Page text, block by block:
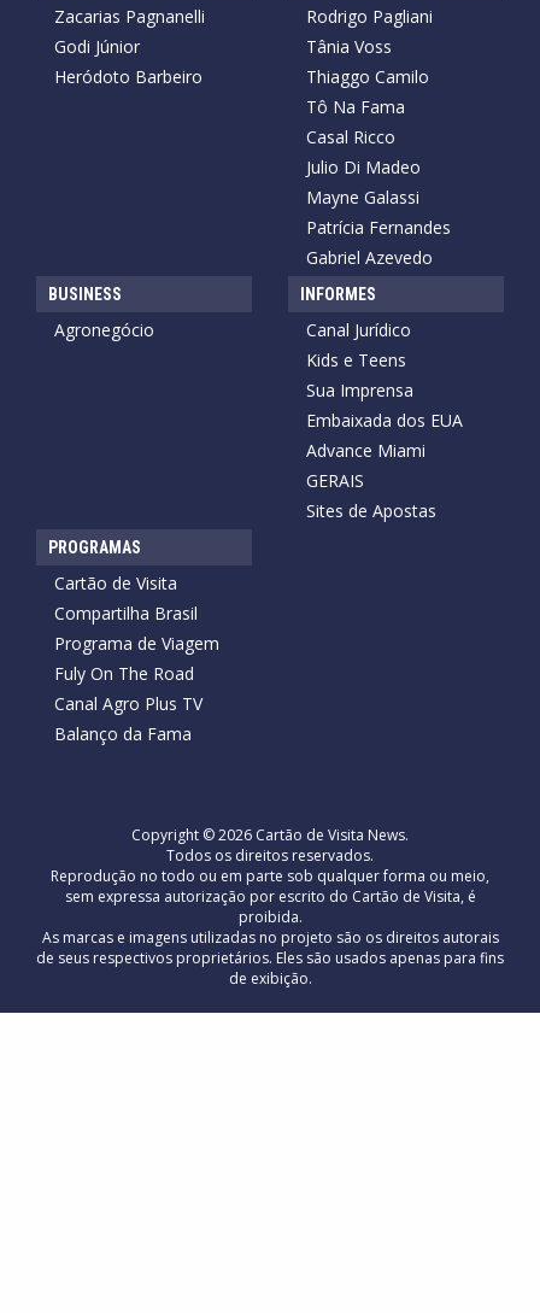
Zacarias Pagnanelli
Godi Júnior
Heródoto Barbeiro
Rodrigo Pagliani
Tânia Voss
Thiaggo Camilo
Tô Na Fama
Casal Ricco
Julio Di Madeo
Mayne Galassi
Patrícia Fernandes
Gabriel Azevedo
BUSINESS
Agronegócio
INFORMES
Canal Jurídico
Kids e Teens
Sua Imprensa
Embaixada dos EUA
Advance Miami
GERAIS
Sites de Apostas
PROGRAMAS
Cartão de Visita
Compartilha Brasil
Programa de Viagem
Fuly On The Road
Canal Agro Plus TV
Balanço da Fama
Copyright © 2026 Cartão de Visita News.
Todos os direitos reservados.
Reprodução no todo ou em parte sob qualquer forma ou meio,
sem expressa autorização por escrito do Cartão de Visita, é
proibida.
As marcas e imagens utilizadas no projeto são os direitos autorais
de seus respectivos proprietários. Eles são usados ​​apenas para fins
de exibição.